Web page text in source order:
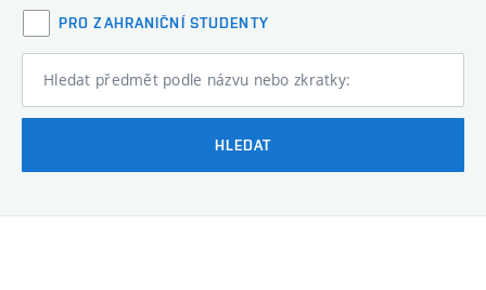
PRO ZAHRANIČNÍ STUDENTY
Hledat předmět podle názvu nebo zkratky:
HLEDAT